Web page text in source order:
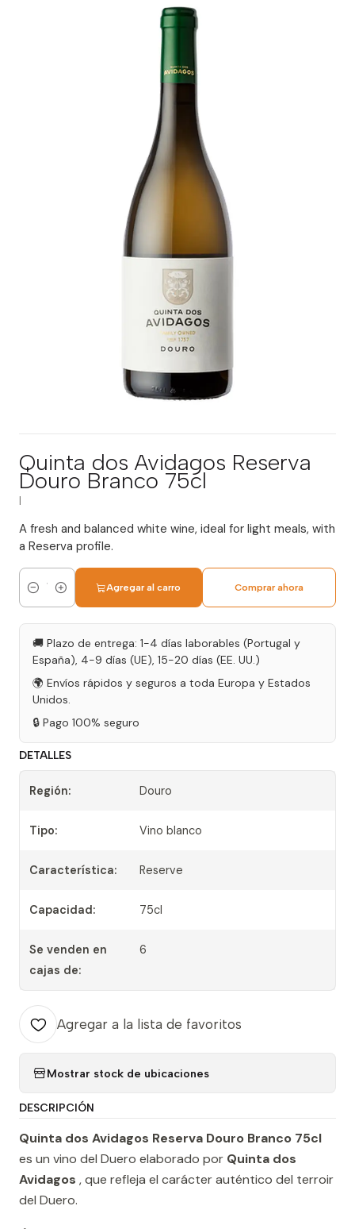
Quinta dos Avidagos Reserva
Douro Branco 75cl
A fresh and balanced white wine, ideal for light meals, with
a Reserva profile.
Cantidad
Agregar al carro Comprar ahora
🚚 Plazo de entrega: 1-4 días laborables (Portugal y
España), 4-9 días (UE), 15-20 días (EE. UU.)
🌍 Envíos rápidos y seguros a toda Europa y Estados
Unidos.
🔒 Pago 100% seguro
DETALLES
Región: Douro
Tipo: Vino blanco
Característica: Reserve
Capacidad: 75cl
Se venden en
cajas de:
6
Agregar a la lista de favoritos
Mostrar stock de ubicaciones
DESCRIPCIÓN
Quinta dos Avidagos Reserva Douro Branco 75cl
es un vino del Duero elaborado por Quinta dos
Avidagos , que refleja el carácter auténtico del terroir
del Duero.